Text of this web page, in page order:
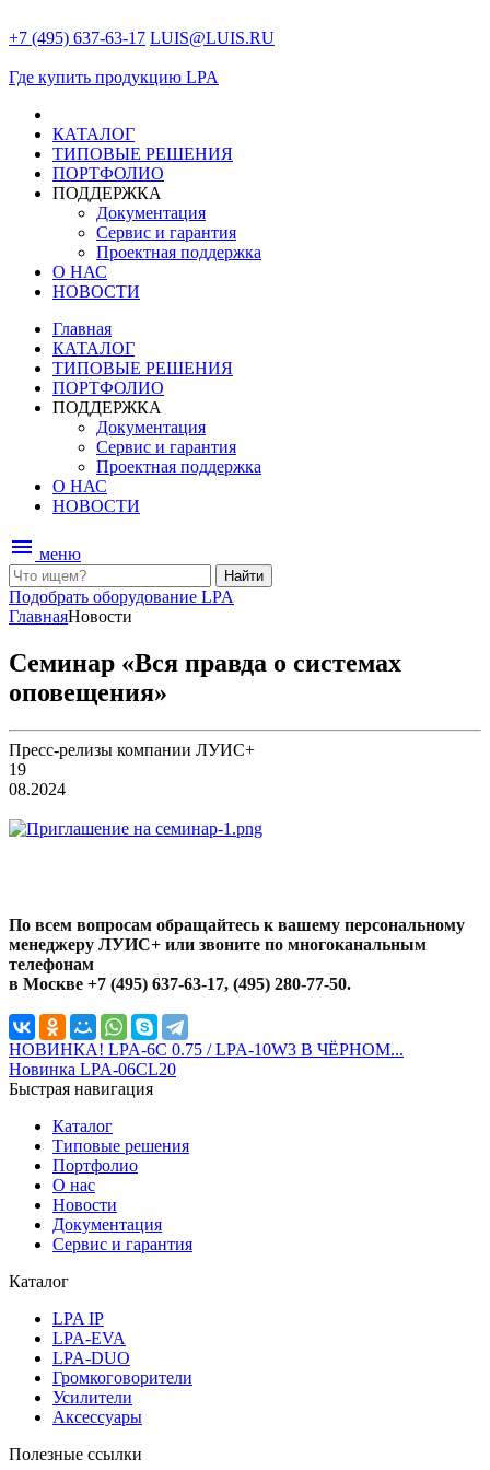
+7 (495) 637-63-17 LUIS@LUIS.RU
Где купить продукцию LPA
КАТАЛОГ
ТИПОВЫЕ РЕШЕНИЯ
ПОРТФОЛИО
ПОДДЕРЖКА
Документация
Сервис и гарантия
Проектная поддержка
О НАС
НОВОСТИ
Главная
КАТАЛОГ
ТИПОВЫЕ РЕШЕНИЯ
ПОРТФОЛИО
ПОДДЕРЖКА
Документация
Сервис и гарантия
Проектная поддержка
О НАС
НОВОСТИ
menu меню
Найти
Подобрать оборудование LPA
ГлавнаяНовости
Семинар «Вся правда о системах
оповещения»
Пресс-релизы компании ЛУИС+
19
08.2024
По всем вопросам обращайтесь к вашему персональному
менеджеру ЛУИС+ или звоните по многоканальным
телефонам
в Москве +7 (495) 637-63-17, (495) 280-77-50.
НОВИНКА! LPA-6C 0.75 / LPA-10W3 В ЧЁРНОМ...
Новинка LPA-06CL20
Быстрая навигация
Каталог
Типовые решения
Портфолио
О нас
Новости
Документация
Сервис и гарантия
Каталог
LPA IP
LPA-EVA
LPA-DUO
Громкоговорители
Усилители
Аксессуары
Полезные ссылки